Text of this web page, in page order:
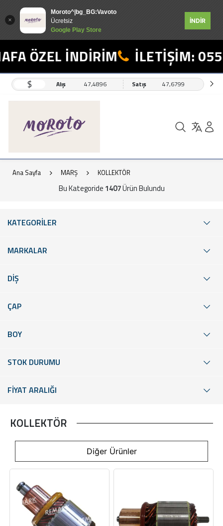
Moroto^|bg_BG:Vavoto
Ücretsiz
Google Play Store
İNDİR
İNDİRİM İLETİŞİM: 0554
$ Alış 47,4896 Satış 47,6799
Ana Sayfa MARŞ KOLLEKTÖR
Bu Kategoride 1407Ürün Bulundu
KATEGORİLER
MARKALAR
DİŞ
ÇAP
BOY
STOK DURUMU
FİYAT ARALIĞI
KOLLEKTÖR
Diğer Ürünler